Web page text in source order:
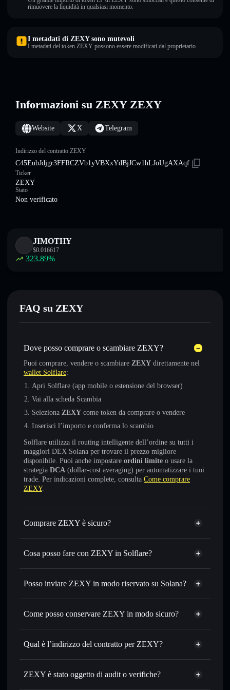
rimuovere la liquidità in qualsiasi momento.
I metadati di ZEXY sono mutevoli
I metadati del token ZEXY possono essere modificati dal proprietario.
Informazioni su ZEXY ZEXY
Website X Telegram
Indirizzo del contratto ZEXY
C45EubJdjgr3FFRCZVb1yVBXxYdBjJCw1hLJoUgAXAqf
Ticker
ZEXY
Stato
Non verificato
JIMOTHY
$0.016617
323.89%
FAQ su ZEXY
Dove posso comprare o scambiare ZEXY?
Puoi comprare, vendere o scambiare ZEXY direttamente nel
wallet Solflare:
Apri Solflare (app mobile o estensione del browser)
Vai alla scheda Scambia
Seleziona ZEXY come token da comprare o vendere
Inserisci l’importo e conferma lo scambio
Solflare utilizza il routing intelligente dell’ordine su tutti i
maggiori DEX Solana per trovare il prezzo migliore
disponibile. Puoi anche impostare ordini limite o usare la
strategia DCA (dollar-cost averaging) per automatizzare i tuoi
trade. Per indicazioni complete, consulta Come comprare
ZEXY.
Comprare ZEXY è sicuro?
ZEXY non è verificato
Cosa posso fare con ZEXY in Solflare?
ZEXY
wallet Solflare
Scambiare istantaneamente— scambia ZEXY in SOL,
con il routing intelligente dell’ordine
Impostare ordini limite— automatizza i tuoi trade al
ZEXY nel tempo
Inviare in modo riservato— trasferisci ZEXY senza
privacy incorporato di Solflare
Posso inviare ZEXY in modo riservato su Solana?
Aggregatore di privacy
Solflare
Come posso conservare ZEXY in modo sicuro?
ZEXY
Aggregatore di privacy
Qual è l’indirizzo del contratto per ZEXY?
ZEXY
ZEXY è stato oggetto di audit o verifiche?